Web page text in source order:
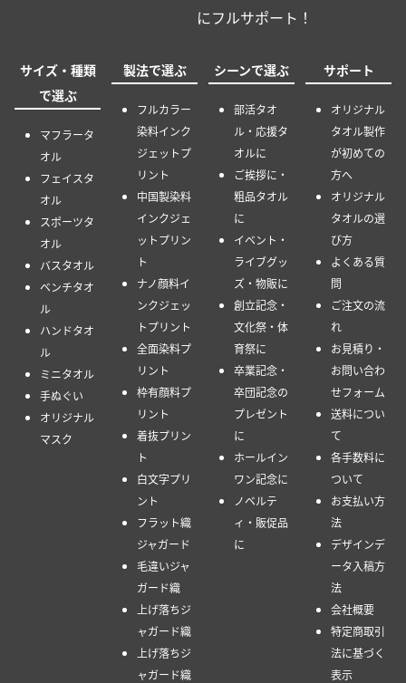
にフルサポート！
サイズ・種類
で選ぶ
マフラータ
オル
フェイスタ
オル
スポーツタ
オル
バスタオル
ベンチタオ
ル
ハンドタオ
ル
ミニタオル
手ぬぐい
オリジナル
マスク
製法で選ぶ
フルカラー
染料インク
ジェットプ
リント
中国製染料
インクジェ
ットプリン
ト
ナノ顔料イ
ンクジェッ
トプリント
全面染料プ
リント
枠有顔料プ
リント
着抜プリン
ト
白文字プリ
ント
フラット織
ジャガード
毛違いジャ
ガード織
上げ落ちジ
ャガード織
上げ落ちジ
ャガード織
シーンで選ぶ
部活タオ
ル・応援タ
オルに
ご挨拶に・
粗品タオル
に
イベント・
ライブグッ
ズ・物販に
創立記念・
文化祭・体
育祭に
卒業記念・
卒団記念の
プレゼント
に
ホールイン
ワン記念に
ノベルテ
ィ・販促品
に
サポート
オリジナル
タオル製作
が初めての
方へ
オリジナル
タオルの選
び方
よくある質
問
ご注文の流
れ
お見積り・
お問い合わ
せフォーム
送料につい
て
各手数料に
ついて
お支払い方
法
デザインデ
ータ入稿方
法
会社概要
特定商取引
法に基づく
表示